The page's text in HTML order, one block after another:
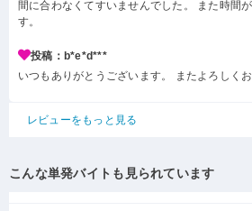
間に合わなくてすいませんでした。 また時間
す。
投稿：b*e*d***
いつもありがとうございます。 またよろしくお
レビューをもっと見る
こんな単発バイトも見られています